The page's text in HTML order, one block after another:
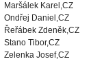
Maršálek Karel,CZ
Ondřej Daniel,CZ
Řeřábek Zdeněk,CZ
Stano Tibor,CZ
Zelenka Josef,CZ